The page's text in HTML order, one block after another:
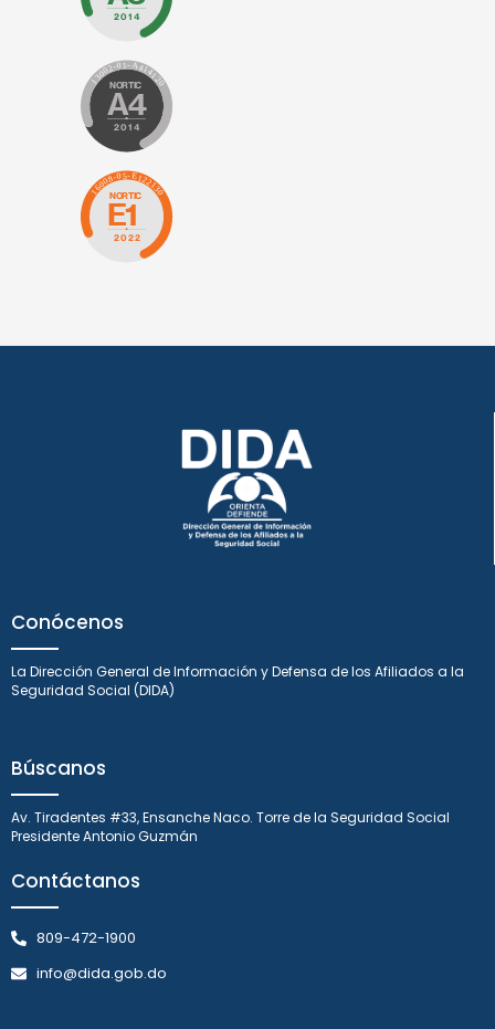
Conócenos
La Dirección General de Información y Defensa de los Afiliados a la
Seguridad Social (DIDA)
Búscanos
Av. Tiradentes #33, Ensanche Naco. Torre de la Seguridad Social
Presidente Antonio Guzmán
Contáctanos
809-472-1900
info@dida.gob.do